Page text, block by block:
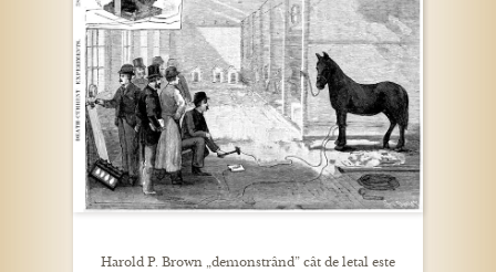
Harold P. Brown „demonstrând” cât de letal este